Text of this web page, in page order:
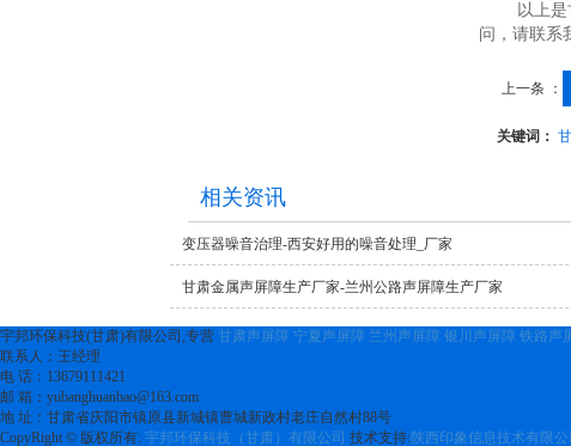
以上
问，请联系
上一条 ：
关键词：
相关资讯
变压器噪音治理-西安好用的噪音处理_厂家
甘肃金属声屏障生产厂家-兰州公路声屏障生产厂家
宇邦环保科技(甘肃)有限公司,专营 甘肃声屏障 宁夏声屏障 兰州声屏障 银川声屏障 铁路声
联系人：王经理
电 话：13679111421
邮 箱：yubanghuanbao@163.com
地 址：甘肃省庆阳市镇原县新城镇曹城新政村老庄自然村88号
CopyRight © 版权所有: 宇邦环保科技（甘肃）有限公司 技术支持:陕西印象信息技术有限公